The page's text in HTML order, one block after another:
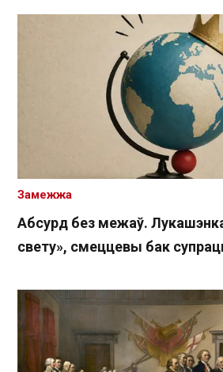
Абсурд без межаў.
свету», смеццевы бак
Замежжа